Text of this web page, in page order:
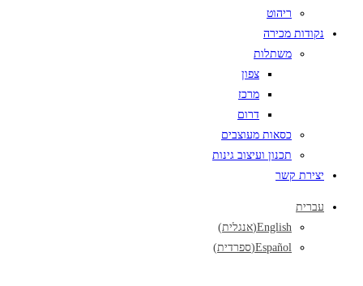
ריהוט
נקודות מכירה
משתלות
צפון
מרכז
דרום
כסאות מעוצבים
תכנון ועיצוב גינות
יצירת קשר
עברית
English
(אנגלית)
Español
(ספרדית)